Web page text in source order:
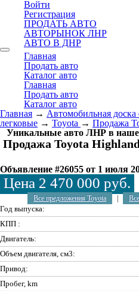
Войти
Регистрация
ПРОДАТЬ АВТО
АВТОРЫНОК ЛНР
АВТО В ДНР
Главная
Продать авто
Каталог авто
Главная
Продать авто
Каталог авто
Главная → Автомобильная доска
легковые → Toyota → Продажа
Уникальные авто ЛНР в
Продажа Toyota
Объявление #26055 от 1 июля
Цена 2 470 000 руб.
Все предложения Toyota
Год выпуска:
КПП :
Двигатель:
Объем двигателя, см3:
Привод:
Пробег, km